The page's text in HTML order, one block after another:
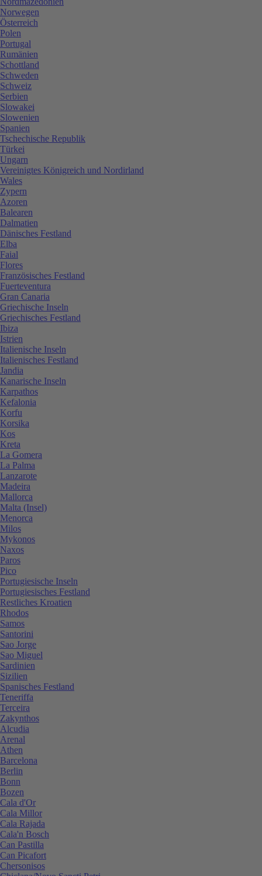
Norwegen
Österreich
Polen
Portugal
Rumänien
Schottland
Schweden
Schweiz
Serbien
Slowakei
Slowenien
Spanien
Tschechische Republik
Türkei
Ungarn
Vereinigtes Königreich und Nordirland
Wales
Zypern
Azoren
Balearen
Dalmatien
Dänisches Festland
Elba
Faial
Flores
Französisches Festland
Fuerteventura
Gran Canaria
Griechische Inseln
Griechisches Festland
Ibiza
Istrien
Italienische Inseln
Italienisches Festland
Jandia
Kanarische Inseln
Karpathos
Kefalonia
Korfu
Korsika
Kos
Kreta
La Gomera
La Palma
Lanzarote
Madeira
Mallorca
Malta (Insel)
Menorca
Milos
Mykonos
Naxos
Paros
Pico
Portugiesische Inseln
Portugiesisches Festland
Restliches Kroatien
Rhodos
Samos
Santorini
Sao Jorge
Sao Miguel
Sardinien
Sizilien
Spanisches Festland
Teneriffa
Terceira
Zakynthos
Alcudia
Arenal
Athen
Barcelona
Berlin
Bonn
Bozen
Cala d'Or
Cala Millor
Cala Rajada
Cala'n Bosch
Can Pastilla
Can Picafort
Chersonisos